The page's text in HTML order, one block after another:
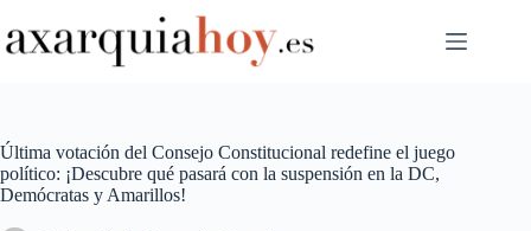
al
contenido
Última votación del Consejo Constitucional redefine el juego
político: ¡Descubre qué pasará con la suspensión en la DC,
Demócratas y Amarillos!